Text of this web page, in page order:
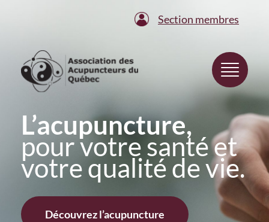
Section membres
L’acupuncture,
pour votre santé et
votre qualité de vie.
Découvrez l’acupuncture